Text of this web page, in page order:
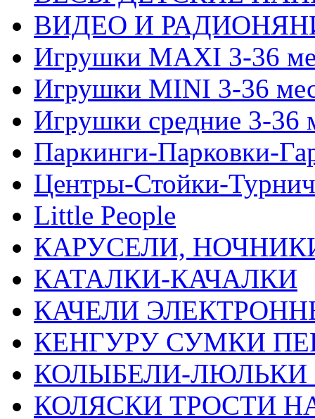
ВИДЕО И
Игрушки MAXI 3-36
Игрушки MINI 3-36
Игрушки средние 3-36
Паркинги-Парковки-
Центры-Стойки-
Little People
КАРУСЕЛИ,
КАТАЛКИ-КАЧАЛКИ
КАЧЕЛИ
КЕНГУРУ СУМКИ
КОЛЫБЕЛИ-ЛЮЛЬКИ
КОЛЯСКИ ТРОСТИ